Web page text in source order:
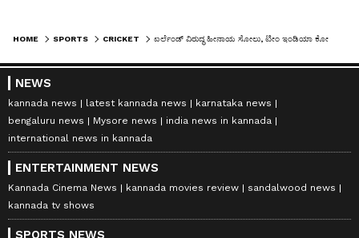
HOME SPORTS CRICKET
NEWS
kannada news latest kannada news
karnataka news
bengaluru news
Mysore news
india news in kannada
international news in kannada
ENTERTAINMENT NEWS
Kannada Cinema News kannada movies review
sandalwood news
kannada tv shows
SPORTS NEWS